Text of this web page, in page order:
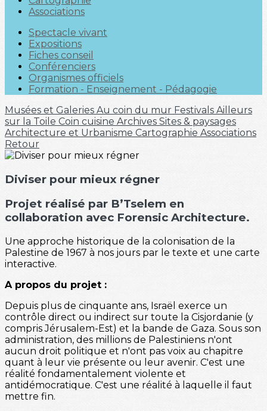
Associations
Spectacle vivant
Expositions
Fiches conseil
Conférenciers
Organismes officiels
Formation - Enseignement - Pédagogie
Musées et Galeries Au coin du mur Festivals Ailleurs
sur la Toile Coin cuisine Archives Sites & paysages
Architecture et Urbanisme Cartographie Associations
Retour
Diviser pour mieux régner
Projet réalisé par B’Tselem en
collaboration avec Forensic Architecture.
Une approche historique de la colonisation de la
Palestine de 1967 à nos jours par le texte et une carte
interactive.
A propos du projet :
Depuis plus de cinquante ans, Israël exerce un
contrôle direct ou indirect sur toute la Cisjordanie (y
compris Jérusalem-Est) et la bande de Gaza. Sous son
administration, des millions de Palestiniens n'ont
aucun droit politique et n'ont pas voix au chapitre
quant à leur vie présente ou leur avenir. C'est une
réalité fondamentalement violente et
antidémocratique. C'est une réalité à laquelle il faut
mettre fin.